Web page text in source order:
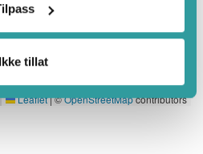
Ikke tillat
Leaflet|©OpenStreetMapcontributors